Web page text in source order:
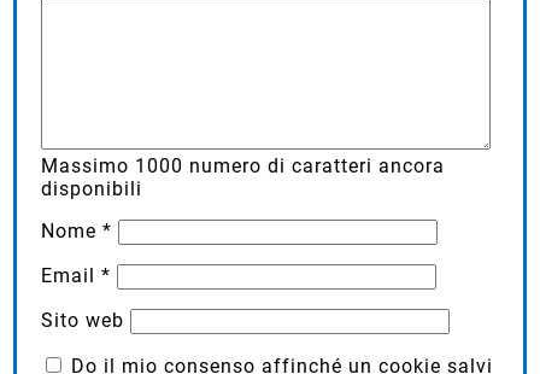
Massimo 1000 numero di caratteri ancora
disponibili
Nome*
Email*
Sito web
Do il mio consenso affinché un cookie salvi